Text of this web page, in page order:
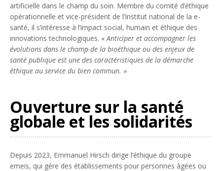
artificielle dans le champ du soin. Membre du comité d’éthique
opérationnelle et vice-président de l’Institut national de la e-
santé, il s’intéresse à l’impact social, humain et éthique des
innovations technologiques. « Anticiper et accompagner les
évolutions dans le champ de la bioéthique ou des enjeux de
santé publique est une des caractéristiques de la démarche
éthique au service du bien commun. »
Ouverture sur la santé
globale et les solidarités
Depuis 2023, Emmanuel Hirsch dirige l’éthique du groupe
emeis, qui gère des établissements pour personnes âgées ou